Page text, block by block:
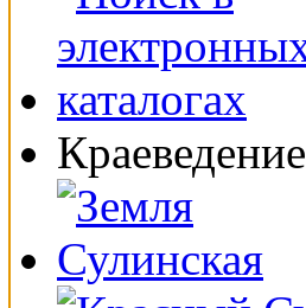
Краеведение